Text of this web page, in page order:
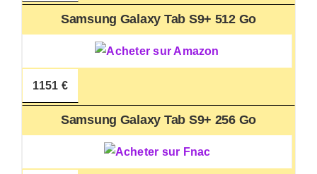
Samsung Galaxy Tab S9+ 512 Go
1151 €
Samsung Galaxy Tab S9+ 256 Go